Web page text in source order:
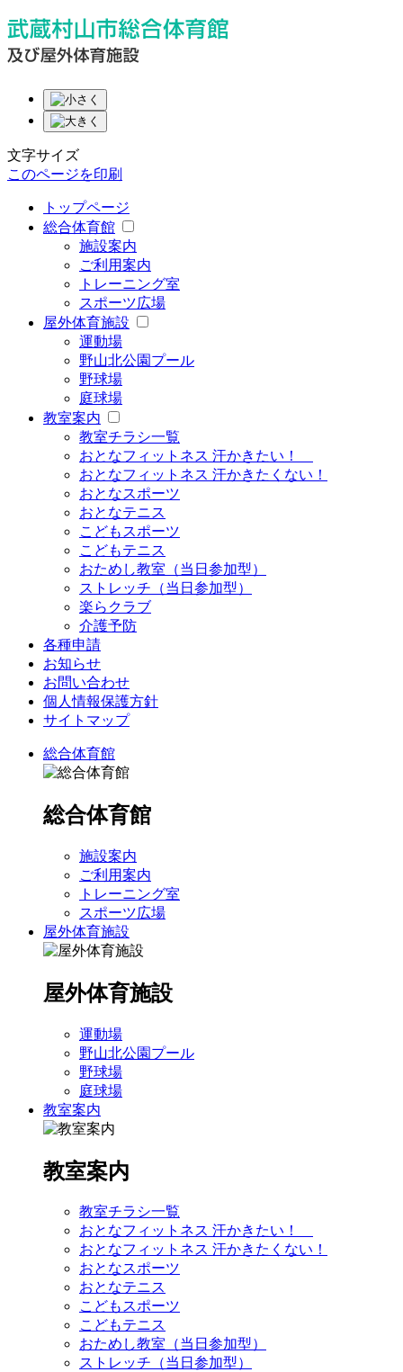
文字サイズ
このページを印刷
トップページ
総合体育館
施設案内
ご利用案内
トレーニング室
スポーツ広場
屋外体育施設
運動場
野山北公園プール
野球場
庭球場
教室案内
教室チラシ一覧
おとなフィットネス 汗かきたい！
おとなフィットネス 汗かきたくない！
おとなスポーツ
おとなテニス
こどもスポーツ
こどもテニス
おためし教室（当日参加型）
ストレッチ（当日参加型）
楽らクラブ
介護予防
各種申請
お知らせ
お問い合わせ
個人情報保護方針
サイトマップ
総合体育館
総合体育館
施設案内
ご利用案内
トレーニング室
スポーツ広場
屋外体育施設
屋外体育施設
運動場
野山北公園プール
野球場
庭球場
教室案内
教室案内
教室チラシ一覧
おとなフィットネス 汗かきたい！
おとなフィットネス 汗かきたくない！
おとなスポーツ
おとなテニス
こどもスポーツ
こどもテニス
おためし教室（当日参加型）
ストレッチ（当日参加型）